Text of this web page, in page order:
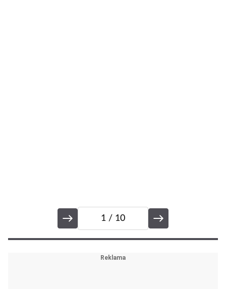
1 / 10